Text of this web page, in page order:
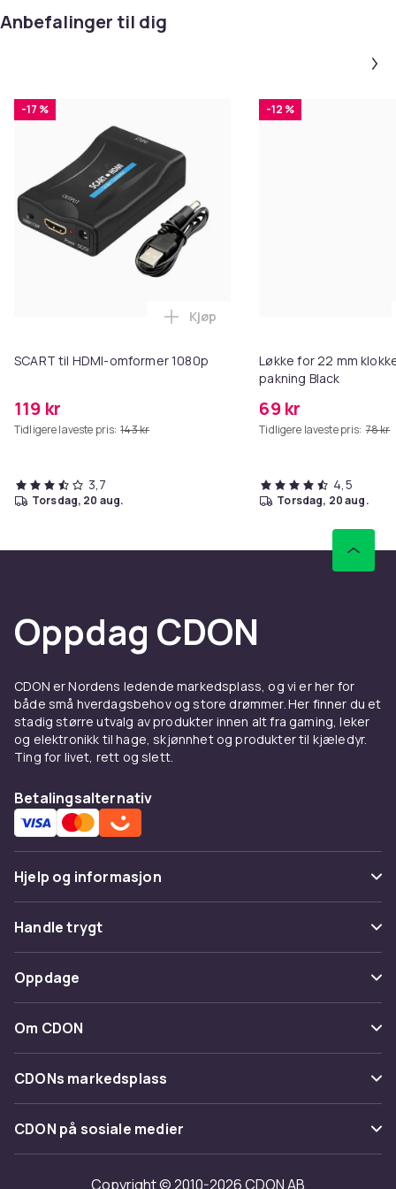
Anbefalinger til dig
-17 %
SCART til HDMI-omformer 1080p
119 kr
Tidligere laveste pris: 143 kr
Legg SCART til HDMI-omformer
Kjøp
3,7
torsdag, 20 aug.
-12 %
Løkke for 22 mm
pakning Black
69 kr
Tidligere laveste pris: 78 kr
4,5
torsdag, 20 aug.
Oppdag CDON
CDON er Nordens ledende markedsplass, og vi er her for
både små hverdagsbehov og store drømmer. Her finner du et
stadig større utvalg av produkter innen alt fra gaming, leker
og elektronikk til hage, skjønnhet og produkter til kjæledyr.
Ting for livet, rett og slett.
Betalingsalternativ
Hjelp og informasjon
Vanlige spørsmål
Spor pakke
Angre & returner her
Kontakt oss
Handle trygt
Betaling
Levering
Tilbakekallinger
Oppdage
Kategorier
Varemerker
Om CDON
Om oss
Kundeanmeldelser
Jobbe på CDON
Investor relations
CDONs markedsplass
Merchant Help Center
CDON på sosiale medier
Copyright © 2010-2026 CDON AB